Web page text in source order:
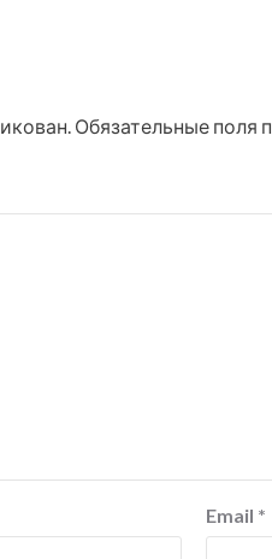
Обязательные поля
Email *